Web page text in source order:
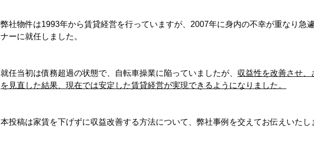
弊社物件は1993年から賃貸経営を行っていますが、2007年に身内の不幸が重なり急
ナーに就任しました。
就任当初は債務超過の状態で、自転車操業に陥っていましたが、 収益性を改善させ
を見直した結果、現在では安定した賃貸経営が実現できるようになりました。
本投稿は家賃を下げずに収益改善する方法について、弊社事例を交えてお伝えいたし